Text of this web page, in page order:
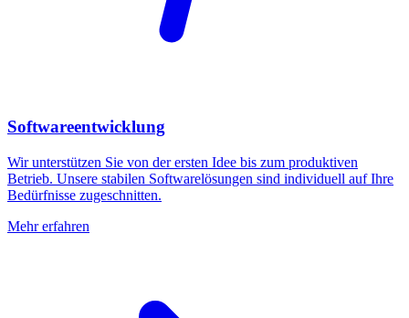
Softwareentwicklung
Wir unterstützen Sie von der ersten Idee bis zum produktiven
Betrieb. Unsere stabilen Softwarelösungen sind individuell auf Ihre
Bedürfnisse zugeschnitten.
Mehr erfahren